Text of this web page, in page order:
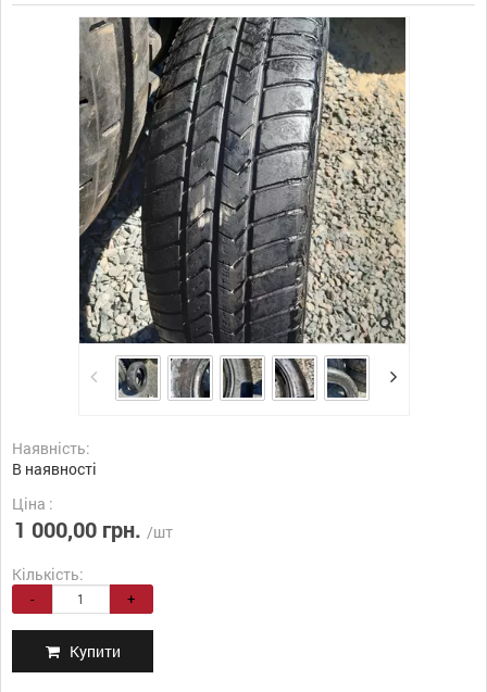
Наявність:
В наявності
Ціна :
1 000,00 грн. /шт
Кількість:
- +
Купити